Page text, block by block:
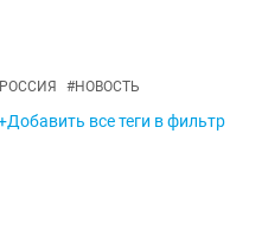
РОССИЯ #НОВОСТЬ
все теги в фильтр